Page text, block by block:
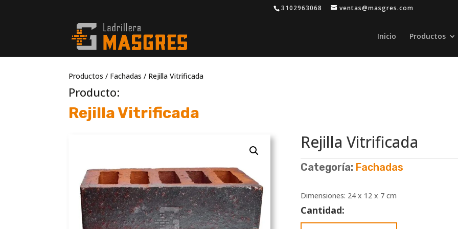
3102963068 ventas@masgres.com
Inicio Productos
Productos / Fachadas / Rejilla Vitrificada
Producto:
Rejilla Vitrificada
Rejilla Vitrificada
Categoría: Fachadas
Dimensiones: 24 x 12 x 7 cm
Cantidad: